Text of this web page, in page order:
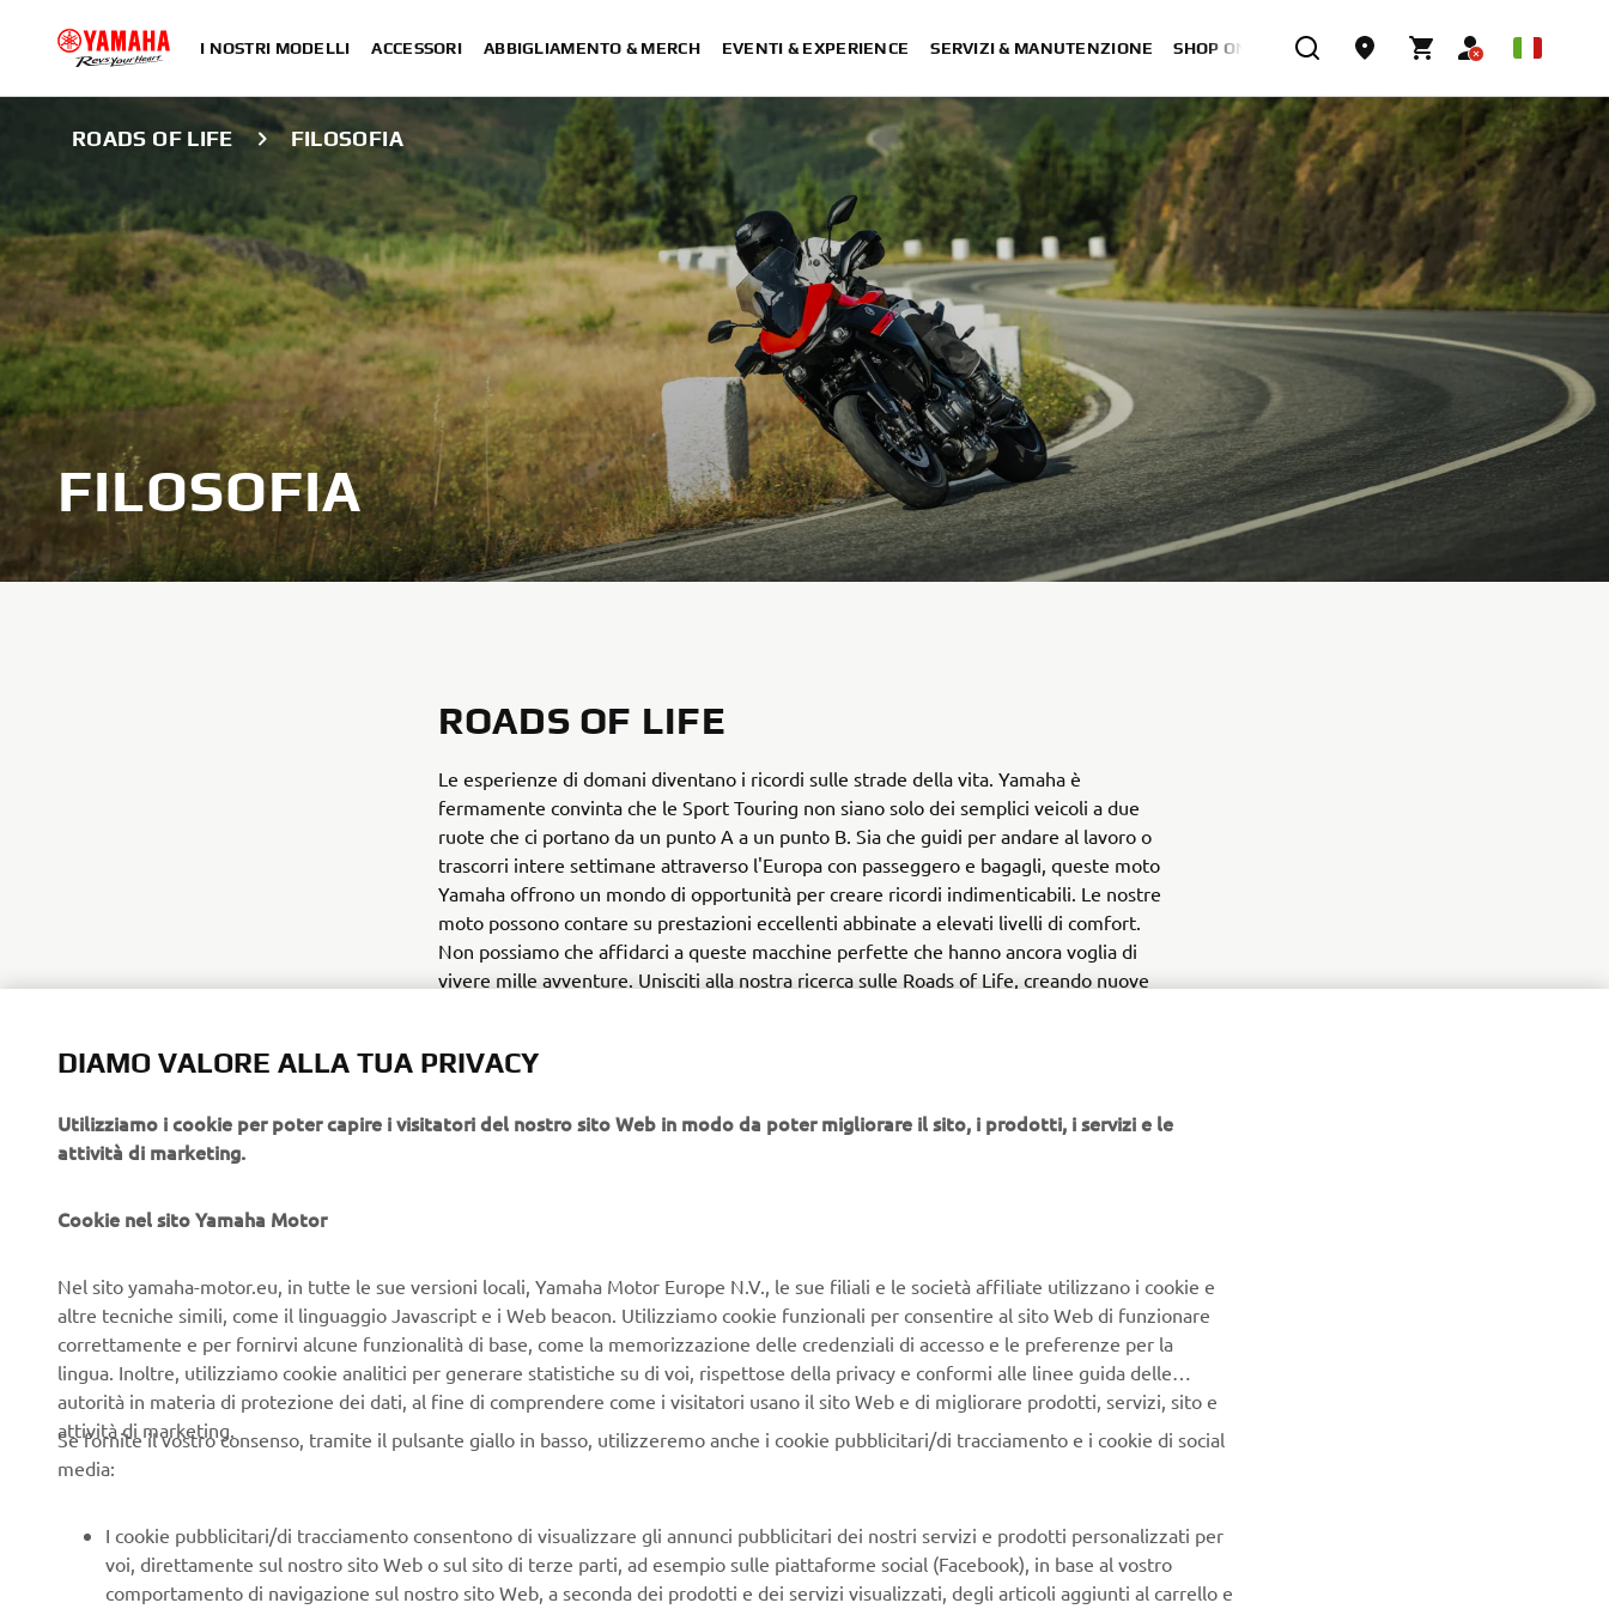
I NOSTRI MODELLI ACCESSORI ABBIGLIAMENTO & MERCH EVENTI & EXPERIENCE SERVIZI & MANUTENZIONE SHOP ONLINE
ROADS OF LIFE FILOSOFIA
FILOSOFIA
ROADS OF LIFE
Le esperienze di domani diventano i ricordi sulle strade della vita. Yamaha è
fermamente convinta che le Sport Touring non siano solo dei semplici veicoli a due
ruote che ci portano da un punto A a un punto B. Sia che guidi per andare al lavoro o
trascorri intere settimane attraverso l'Europa con passeggero e bagagli, queste moto
Yamaha offrono un mondo di opportunità per creare ricordi indimenticabili. Le nostre
moto possono contare su prestazioni eccellenti abbinate a elevati livelli di comfort.
Non possiamo che affidarci a queste macchine perfette che hanno ancora voglia di
vivere mille avventure. Unisciti alla nostra ricerca sulle Roads of Life, creando nuove
soddisfare i tuoi desideri sportivi con le nostre agili
moto. Soprattutto vorremmo condividere le tue
esperienze con tutti gli altri piloti Yamaha.
SCOPRI LA GAMMA SPORT TOURING
DIAMO VALORE ALLA TUA PRIVACY
Utilizziamo i cookie per poter capire i visitatori del nostro sito Web in modo da poter migliorare il sito, i prodotti, i servizi e le
attività di marketing.
Cookie nel sito Yamaha Motor
Nel sito yamaha-motor.eu, in tutte le sue versioni locali, Yamaha Motor Europe N.V., le sue filiali e le società affiliate utilizzano i cookie e
altre tecniche simili, come il linguaggio Javascript e i Web beacon. Utilizziamo cookie funzionali per consentire al sito Web di funzionare
correttamente e per fornirvi alcune funzionalità di base, come la memorizzazione delle credenziali di accesso e le preferenze per la
lingua. Inoltre, utilizziamo cookie analitici per generare statistiche su di voi, rispettose della privacy e conformi alle linee guida delle
autorità in materia di protezione dei dati, al fine di comprendere come i visitatori usano il sito Web e di migliorare prodotti, servizi, sito e
attività di marketing.
Se fornite il vostro consenso, tramite il pulsante giallo in basso, utilizzeremo anche i cookie pubblicitari/di tracciamento e i cookie di social
media:
I cookie pubblicitari/di tracciamento consentono di visualizzare gli annunci pubblicitari dei nostri servizi e prodotti personalizzati per
voi, direttamente sul nostro sito Web o sul sito di terze parti, ad esempio sulle piattaforme social (Facebook), in base al vostro
comportamento di navigazione sul nostro sito Web, a seconda dei prodotti e dei servizi visualizzati, degli articoli aggiunti al carrello e